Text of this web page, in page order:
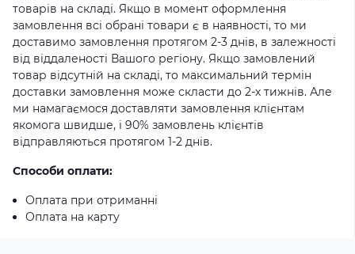
товарів на складі. Якщо в момент оформлення
замовлення всі обрані товари є в наявності, то ми
доставимо замовлення протягом 2-3 днів, в залежності
від віддаленості Вашого регіону. Якщо замовлений
товар відсутній на складі, то максимальний термін
доставки замовлення може скласти до 2-х тижнів. Але
ми намагаємося доставляти замовлення клієнтам
якомога швидше, і 90% замовлень клієнтів
відправляються протягом 1-2 днів.
Способи оплати:
Оплата при отриманні
Оплата на карту